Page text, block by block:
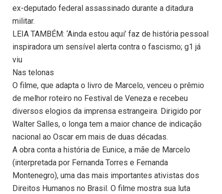
ex-deputado federal assassinado durante a ditadura
militar.
LEIA TAMBÉM: ‘Ainda estou aqui’ faz de história pessoal
inspiradora um sensível alerta contra o fascismo; g1 já
viu
Nas telonas
O filme, que adapta o livro de Marcelo, venceu o prêmio
de melhor roteiro no Festival de Veneza e recebeu
diversos elogios da imprensa estrangeira. Dirigido por
Walter Salles, o longa tem a maior chance de indicação
nacional ao Oscar em mais de duas décadas.
A obra conta a história de Eunice, a mãe de Marcelo
(interpretada por Fernanda Torres e Fernanda
Montenegro), uma das mais importantes ativistas dos
Direitos Humanos no Brasil. O filme mostra sua luta